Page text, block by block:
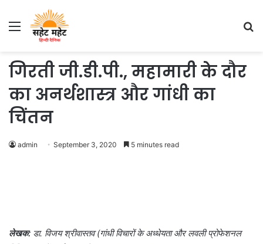
Menu
गिरती जी.डी.पी., महामारी के दौर
का अनर्थशास्त्र और गांधी का
चिंतन
admin September 3, 2020 5 minutes read
लेखक: डा. विजय श्रीवास्तव (गांधी विचारों के अध्धेयता और लवली प्रोफेशनल